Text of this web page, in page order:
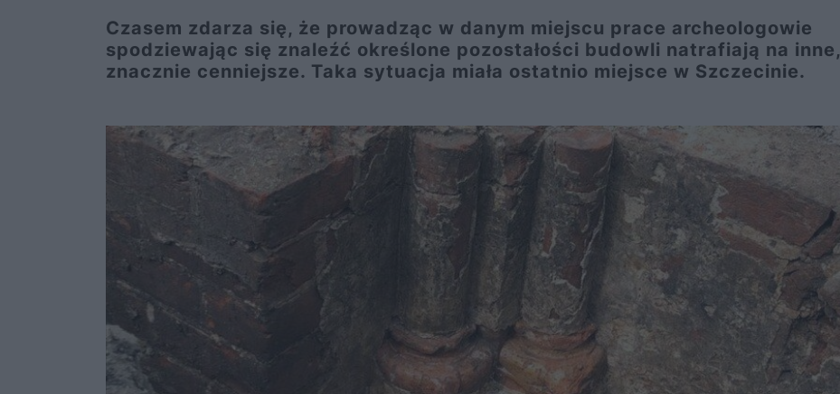
Czasem zdarza się, że prowadząc w danym miejscu prace archeologowie
spodziewając się znaleźć określone pozostałości budowli natrafiają na inne,
znacznie cenniejsze. Taka sytuacja miała ostatnio miejsce w Szczecinie.